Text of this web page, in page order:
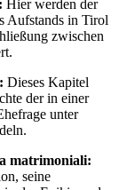
Hier werden der
Aufstands in Tirol
zwischen
Dieses Kapitel
der in einer
unter
matrimoniali:
seine